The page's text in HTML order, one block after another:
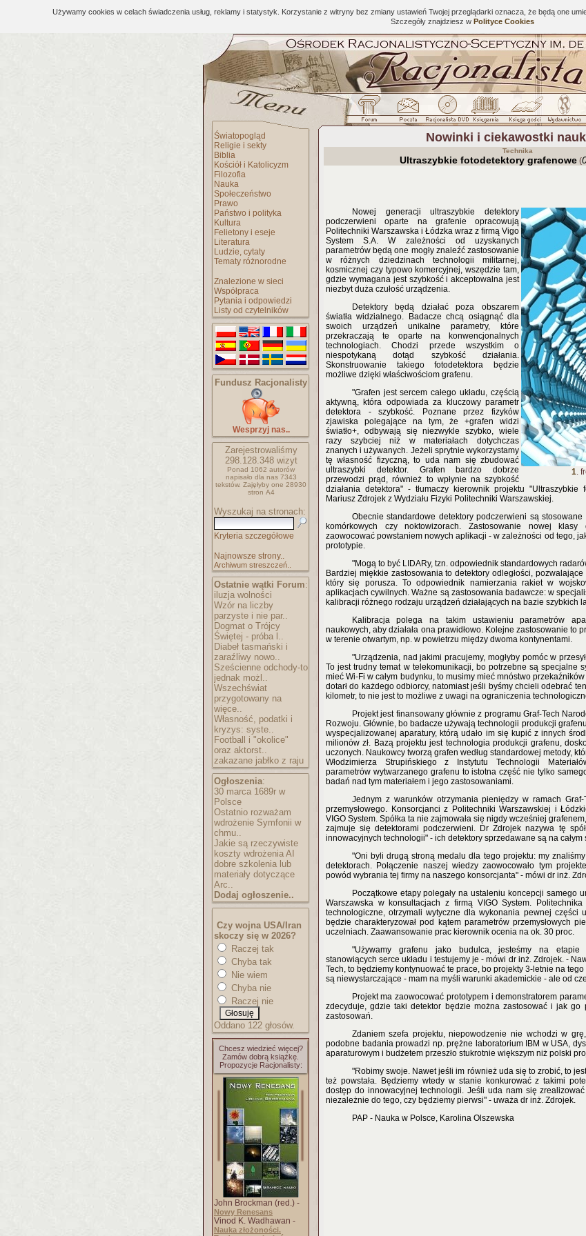
Używamy cookies w celach świadczenia usług, reklamy i statystyk. Korzystanie z witryny bez zmiany ustawień Twojej przeglądarki oznacza, że będą one
Szczegóły znajdziesz w Polityce Cookies
Światopogląd
Religie i sekty
Biblia
Kościół i Katolicyzm
Filozofia
Nauka
Społeczeństwo
Prawo
Państwo i polityka
Kultura
Felietony i eseje
Literatura
Ludzie, cytaty
Tematy różnorodne
Znalezione w sieci
Współpraca
Pytania i odpowiedzi
Listy od czytelników
Fundusz Racjonalisty
Wesprzyj nas..
Zarejestrowaliśmy
298.128.348wizyt
Ponad 1062 autorów
napisało dla nas 7343
tekstów. Zajęłyby one 28930
stron A4
Wyszukaj na stronach:
Kryteria szczegółowe
Najnowsze strony..
Archiwum streszczeń..
Ostatnie wątki Forum:
iluzja wolności
Wzór na liczby
parzyste i nie par..
Dogmat o Trójcy
Świętej - próba l..
Diabeł tasmański i
zaraźliwy nowo..
Sześcienne odchody-to
jednak możl..
Wszechświat
przygotowany na
więce..
Własność, podatki i
kryzys: syste..
Football i "okolice"
oraz aktorst..
zakazane jabłko z raju
Ogłoszenia:
30 marca 1689r w
Polsce
Ostatnio rozważam
wdrożenie Symfonii w
chmu..
Jakie są rzeczywiste
koszty wdrożenia AI
dobre szkolenia lub
materiały dotyczące
Arc..
Dodaj ogłoszenie..
Czy wojna USA/Iran
skoczy się w 2026?
Raczej tak
Chyba tak
Nie wiem
Chyba nie
Raczej nie
Oddano 122 głosów.
Chcesz wiedzieć więcej?
Zamów dobrą książkę.
Propozycje Racjonalisty:
John Brockman (red.) -
Nowy Renesans
Vinod K. Wadhawan -
Nauka złożoności.
Nowinki i ciekawostki
Technika
Ultraszybkie fotodetektory grafenowe (
1.
Nowej generacji ultraszybkie detektory
podczerwieni oparte na grafenie opracowują
Politechniki Warszawska i Łódzka wraz z firmą Vigo
System S.A. W zależności od uzyskanych
parametrów będą one mogły znaleźć zastosowanie
w różnych dziedzinach technologii militarnej,
kosmicznej czy typowo komercyjnej, wszędzie tam,
gdzie wymagana jest szybkość i akceptowalna jest
niezbyt duża czułość urządzenia.
Detektory będą działać poza obszarem
światła widzialnego. Badacze chcą osiągnąć dla
swoich urządzeń unikalne parametry, które
przekraczają te oparte na konwencjonalnych
technologiach. Chodzi przede wszystkim o
niespotykaną dotąd szybkość działania.
Skonstruowanie takiego fotodetektora będzie
możliwe dzięki właściwościom grafenu.
"Grafen jest sercem całego układu, częścią
aktywną, która odpowiada za kluczowy parametr
detektora - szybkość. Poznane przez fizyków
zjawiska polegające na tym, że +grafen widzi
światło+, odbywają się niezwykle szybko, wiele
razy szybciej niż w materiałach dotychczas
znanych i używanych. Jeżeli sprytnie wykorzystamy
tę własność fizyczną, to uda nam się zbudować
ultraszybki detektor. Grafen bardzo dobrze
przewodzi prąd, również to wpłynie na szybkość
działania detektora" - tłumaczy kierownik projektu "Ultraszybkie
Mariusz Zdrojek z Wydziału Fizyki Politechniki Warszawskiej.
Obecnie standardowe detektory podczerwieni są
komórkowych czy noktowizorach. Zastosowanie nowej
zaowocować powstaniem nowych aplikacji - w zależności od tego,
prototypie.
"Mogą to być LIDARy, tzn. odpowiednik standardowych
Bardziej miękkie zastosowania to detektory odległości,
który się porusza. To odpowiednik namierzania rakiet w
aplikacjach cywilnych. Ważne są zastosowania badawcze: w
kalibracji różnego rodzaju urządzeń działających na bazie szybkich
Kalibracja polega na takim ustawieniu parametrów
naukowych, aby działała ona prawidłowo. Kolejne zastosowanie to
w terenie otwartym, np. w powietrzu między dwoma kontynentami.
"Urządzenia, nad jakimi pracujemy, mogłyby pomóc w
To jest trudny temat w telekomunikacji, bo potrzebne są specjalne
mieć Wi-Fi w całym budynku, to musimy mieć mnóstwo
dotarł do każdego odbiorcy, natomiast jeśli byśmy chcieli odebrać
kilometr, to nie jest to możliwe z uwagi na ograniczenia
Projekt jest finansowany głównie z programu Graf-Tech
Rozwoju. Głównie, bo badacze używają technologii produkcji
wyspecjalizowanej aparatury, którą udało im się kupić z innych
milionów zł. Bazą projektu jest technologia produkcji grafenu,
uczonych. Naukowcy tworzą grafen według standardowej metody,
Włodzimierza Strupińskiego z Instytutu Technologii
parametrów wytwarzanego grafenu to istotna część nie tylko
badań nad tym materiałem i jego zastosowaniami.
Jednym z warunków otrzymania pieniędzy w ramach Graf-
przemysłowego. Konsorcjanci z Politechniki Warszawskiej i
VIGO System. Spółka ta nie zajmowała się nigdy wcześniej
zajmuje się detektorami podczerwieni. Dr Zdrojek nazywa tę
innowacyjnych technologii" - ich detektory sprzedawane są na
"Oni byli drugą stroną medalu dla tego projektu: my
detektorach. Połączenie naszej wiedzy zaowocowało tym
powód wybrania tej firmy na naszego konsorcjanta" - mówi dr inż.
Początkowe etapy polegały na ustaleniu koncepcji samego
Warszawska w konsultacjach z firmą VIGO System. Politechnika
technologiczne, otrzymali wytyczne dla wykonania pewnej części
będzie charakteryzował pod kątem parametrów przemysłowych
uczelniach. Zaawansowanie prac kierownik ocenia na ok. 30 proc.
"Używamy grafenu jako budulca, jesteśmy na etapie
stanowiących serce układu i testujemy je - mówi dr inż. Zdrojek. -
Tech, to będziemy kontynuować te prace, bo projekty 3-letnie na
są niewystarczające - mam na myśli warunki akademickie - ale od
Projekt ma zaowocować prototypem i demonstratorem
zdecyduje, gdzie taki detektor będzie można zastosować i jak go
zastosowań.
Zdaniem szefa projektu, niepowodzenie nie wchodzi w
podobne badania prowadzi np. prężne laboratorium IBM w USA,
aparaturowym i budżetem przeszło stukrotnie większym niż polski
"Robimy swoje. Nawet jeśli im również uda się to zrobić, to
też powstała. Będziemy wtedy w stanie konkurować z takimi
dostęp do innowacyjnej technologii. Jeśli uda nam się
niezależnie do tego, czy będziemy pierwsi" - uważa dr inż. Zdrojek.
PAP - Nauka w Polsce, Karolina Olszewska